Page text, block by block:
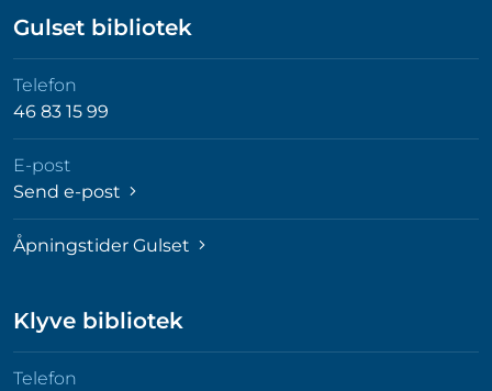
Gulset bibliotek
Telefon
46 83 15 99
E-post
Send e-post
Åpningstider Gulset
Klyve bibliotek
Telefon